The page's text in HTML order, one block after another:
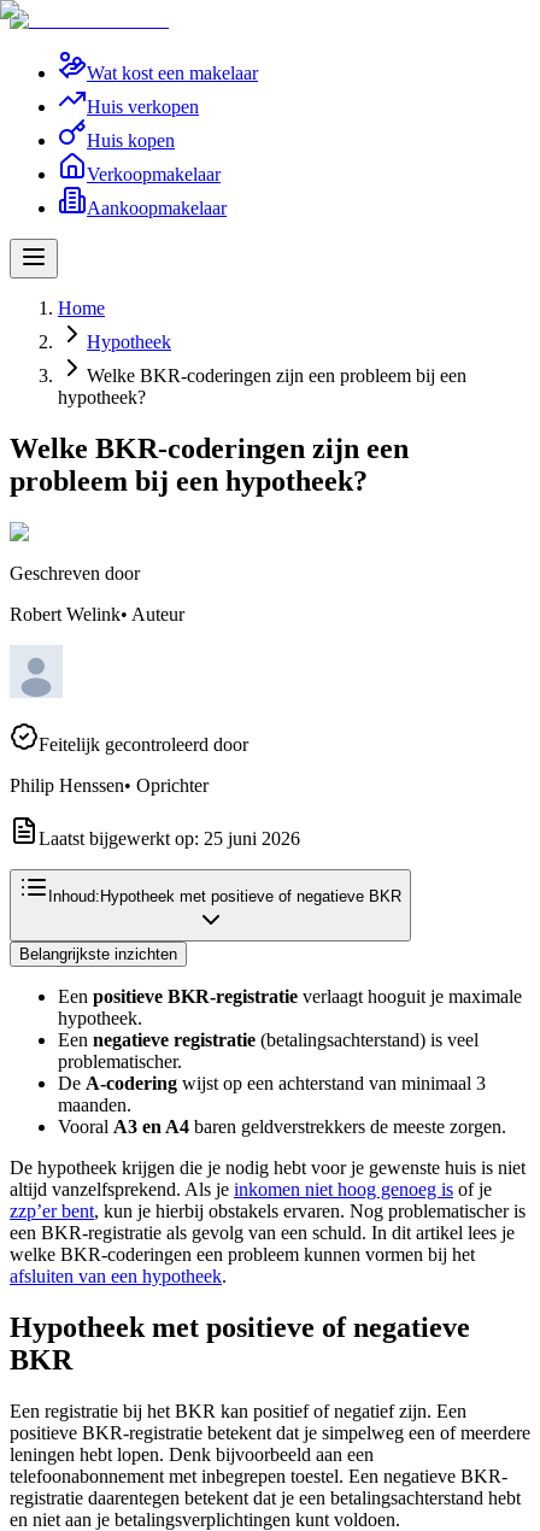
Wat kost een makelaar
Huis verkopen
Huis kopen
Verkoopmakelaar
Aankoopmakelaar
Home
Hypotheek
Welke BKR-coderingen zijn een probleem bij een
hypotheek?
Welke BKR-coderingen zijn een
probleem bij een hypotheek?
Geschreven door
Robert Welink• Auteur
Feitelijk gecontroleerd door
Philip Henssen• Oprichter
Laatst bijgewerkt op: 25 juni 2026
Inhoud: Hypotheek met positieve of negatieve BKR
Belangrijkste inzichten
Een positieve BKR-registratie verlaagt hooguit je maximale
hypotheek.
Een negatieve registratie (betalingsachterstand) is veel
problematischer.
De A-codering wijst op een achterstand van minimaal 3
maanden.
Vooral A3 en A4 baren geldverstrekkers de meeste zorgen.
De hypotheek krijgen die je nodig hebt voor je gewenste huis is niet
altijd vanzelfsprekend. Als je inkomen niet hoog genoeg is of je
zzp’er bent, kun je hierbij obstakels ervaren. Nog problematischer is
een BKR-registratie als gevolg van een schuld. In dit artikel lees je
welke BKR-coderingen een probleem kunnen vormen bij het
afsluiten van een hypotheek.
Hypotheek met positieve of negatieve
BKR
Een registratie bij het BKR kan positief of negatief zijn. Een
positieve BKR-registratie betekent dat je simpelweg een of meerdere
leningen hebt lopen. Denk bijvoorbeeld aan een
telefoonabonnement met inbegrepen toestel. Een negatieve BKR-
registratie daarentegen betekent dat je een betalingsachterstand hebt
en niet aan je betalingsverplichtingen kunt voldoen.